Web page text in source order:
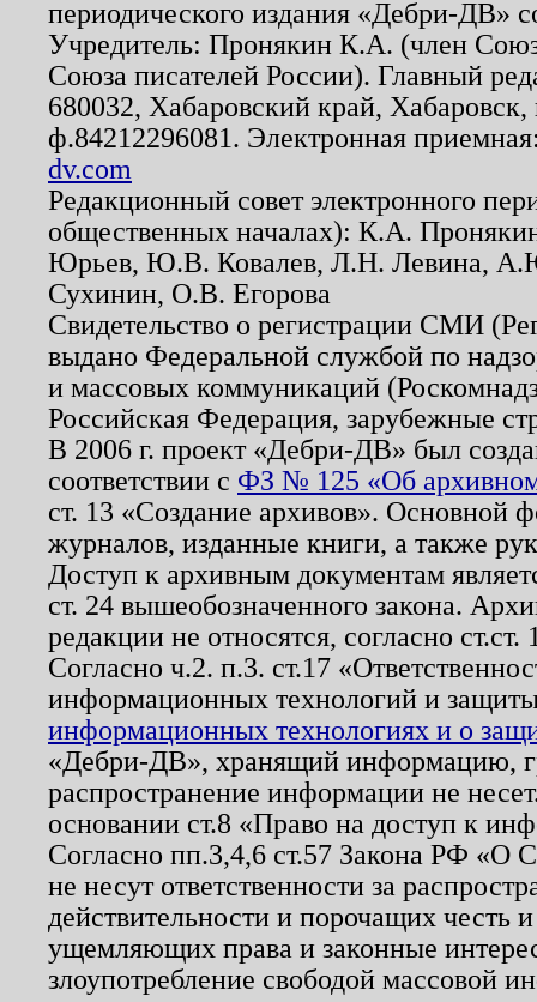
периодического издания «Дебри-ДВ»
Учредитель: Пронякин К.А. (член
Союза писателей России). Главный
680032, Хабаровский край,
ф.84212296081. Электронная
dv.com
Редакционный совет электронного
общественных началах): К.А.
Юрьев, Ю.В. Ковалев, Л.Н. Левина,
Сухинин, О.В. Егорова
Свидетельство о регистрации СМИ
выдано Федеральной службой по
и массовых коммуникаций
Российская Федерация, зарубежные
В 2006 г. проект «Дебри-ДВ» был
соответствии с ФЗ № 125 «Об
ст. 13 «Создание архивов». Основной
журналов, изданные книги, а также
Доступ к архивным документам
ст. 24 вышеобозначенного закона.
редакции не относятся, согласно
Согласно ч.2. п.3. ст.17
информационных технологий и
информационных технологиях и о
«Дебри-ДВ», хранящий информацию,
распространение информации не
основании ст.8 «Право на доступ к
Согласно пп.3,4,6 ст.57 Закона РФ «О
не несут ответственности за
действительности и порочащих честь
ущемляющих права и законные
злоупотребление свободой массовой